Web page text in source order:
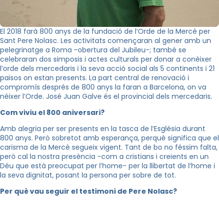
El 2018 farà 800 anys de la fundació de l’Orde de la Mercè per
Sant Pere Nolasc. Les activitats començaran al gener amb un
pelegrinatge a Roma -obertura del Jubileu-; també se
celebraran dos simposis i actes culturals per donar a conèixer
l’orde dels mercedaris i la seva acció social als 5 continents i 21
països on estan presents. La part central de renovació i
compromís després de 800 anys la faran a Barcelona, on va
néixer l’Orde. José Juan Galve és el provincial dels mercedaris.
Com viviu el 800 aniversari?
Amb alegria per ser presents en la tasca de l’Església durant
800 anys. Però sobretot amb esperança, perquè significa que el
carisma de la Mercè segueix vigent. Tant de bo no féssim falta,
però cal la nostra presència -com a cristians i creients en un
Déu que està preocupat per l’home- per la llibertat de l’home i
la seva dignitat, posant la persona per sobre de tot.
Per què vau seguir el testimoni de Pere Nolasc?